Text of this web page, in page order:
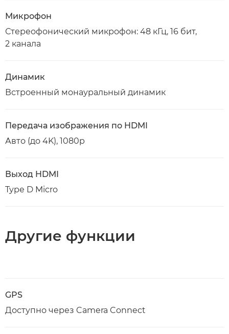
Микрофон
Стереофонический микрофон: 48 кГц, 16 бит,
2 канала
Динамик
Встроенный монауральный динамик
Передача изображения по HDMI
Авто (до 4K), 1080p
Выход HDMI
Type D Micro
Другие функции
GPS
Доступно через Camera Connect